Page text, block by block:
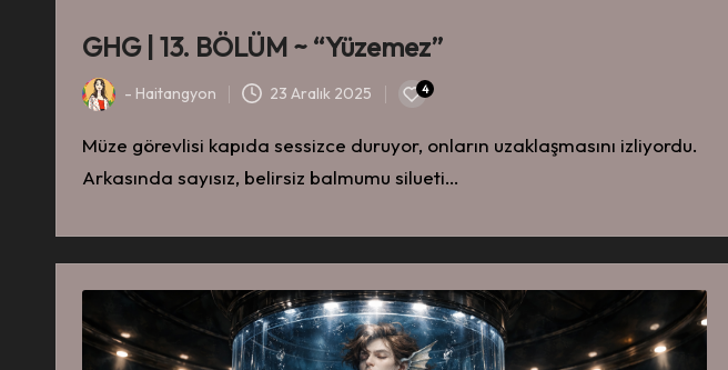
GHG | 13. BÖLÜM ~ “Yüzemez”
-
- Haitangyon 23 Aralık 2025 4
Müze görevlisi kapıda sessizce duruyor, onların uzaklaşmasını izliyordu.
Arkasında sayısız, belirsiz balmumu silueti…